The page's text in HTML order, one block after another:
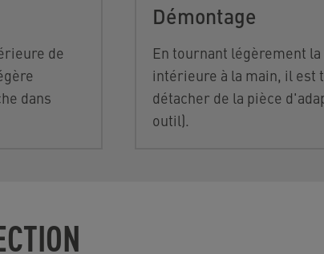
de
dans
Démontage
En tournant légèrement la
intérieure à la main, il est
détacher de la pièce
outil).